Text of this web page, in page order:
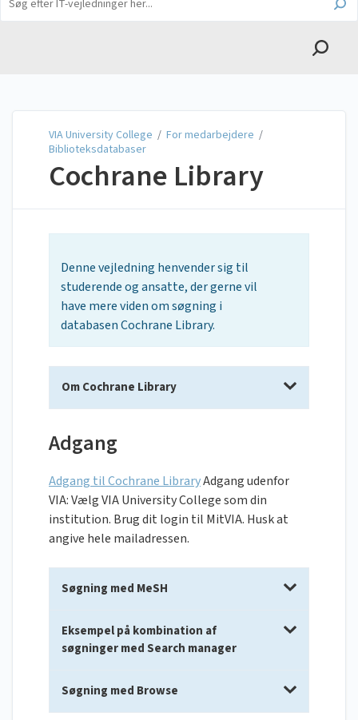
English
VIA University College / For medarbejdere /
Biblioteksdatabaser
Cochrane Library
Denne vejledning henvender sig til
studerende og ansatte, der gerne vil
have mere viden om søgning i
databasen Cochrane Library.
Om Cochrane Library
Adgang
Adgang til Cochrane LibraryAdgang udenfor
VIA: Vælg VIA University College som din
institution. Brug dit login til MitVIA. Husk at
angive hele mailadressen.
Søgning med MeSH
Eksempel på kombination af
søgninger med Search manager
Søgning med Browse